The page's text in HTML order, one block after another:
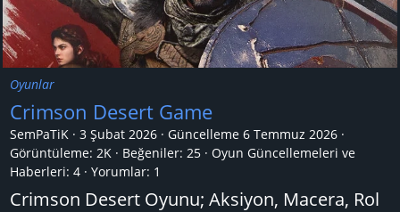
Oyunlar
Crimson Desert Game
SemPaTiK 3 Şubat 2026 Güncelleme 6 Temmuz 2026
Görüntüleme: 2K
Beğeniler: 25
Oyun Güncellemeleri ve
Haberleri: 4 Yorumlar: 1
Crimson Desert Oyunu; Aksiyon, Macera, Rol